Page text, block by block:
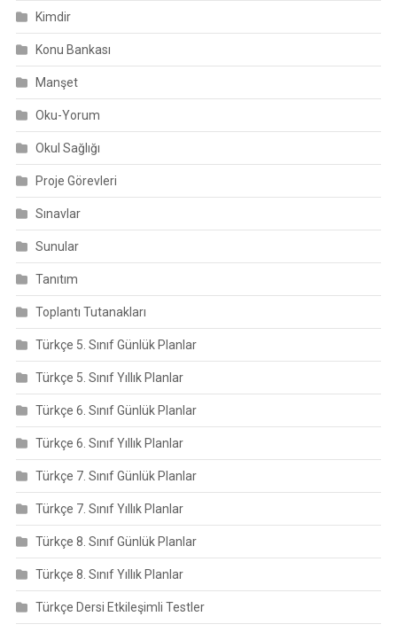
Kimdir
Konu Bankası
Manşet
Oku-Yorum
Okul Sağlığı
Proje Görevleri
Sınavlar
Sunular
Tanıtım
Toplantı Tutanakları
Türkçe 5. Sınıf Günlük Planlar
Türkçe 5. Sınıf Yıllık Planlar
Türkçe 6. Sınıf Günlük Planlar
Türkçe 6. Sınıf Yıllık Planlar
Türkçe 7. Sınıf Günlük Planlar
Türkçe 7. Sınıf Yıllık Planlar
Türkçe 8. Sınıf Günlük Planlar
Türkçe 8. Sınıf Yıllık Planlar
Türkçe Dersi Etkileşimli Testler